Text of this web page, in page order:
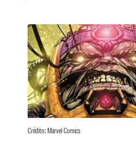
Crédito: Marvel Comics